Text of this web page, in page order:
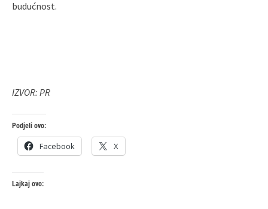
budućnost.
IZVOR: PR
Podjeli ovo:
Facebook X
Lajkaj ovo: